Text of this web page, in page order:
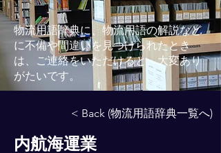
物流用語辞典に、物流用語の解説など
に不備や間違いを見つけられたとき
は、ご連絡をいただけると、大変あり
がたいです。
< Back (物流用語辞典一覧へ)
内航海運業